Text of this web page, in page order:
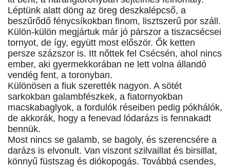
Léptünk alatt döng az öreg deszkalépcső, a
beszűrődő fénycsíkokban finom, lisztszerű por száll.
Külön-külön megjártuk már jó párszor a tiszacsécsei
tornyot, de így, együtt most először. Ők ketten
persze százszor is. Itt nőttek fel Csécsén, ahol nincs
ember, aki gyermekkorában ne lett volna állandó
vendég fent, a toronyban.
Különösen a fiuk szerették nagyon. A sötét
sarkokban galambfészkek, a fiatornyokban
macskabaglyok, a fordulók réseiben pedig pókhálók,
de akkorák, hogy a fenevad lódarázs is fennakadt
bennük.
Most nincs se galamb, se bagoly, és szerencsére a
darázs is elvonult. Van viszont szilvaillat és birsillat,
könnyű füstszag és diókopogás. Továbbá csendes,